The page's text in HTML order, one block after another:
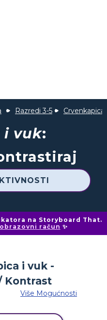
Razredi 3-5 Crvenkapica
i vuk:
na Storyboard That.
račun ✨
Više Mogućnosti